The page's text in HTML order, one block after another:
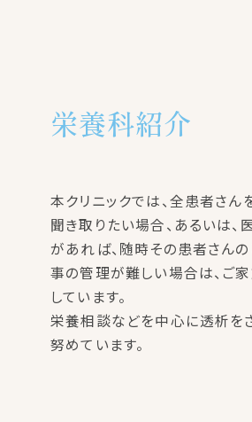
栄養科紹介
本クリニックでは、全患者さ
聞き取りたい場合、あるいは
があれば、随時その患者さん
事の管理が難しい場合は、ご
しています。
栄養相談などを中心に透析を
努めています。